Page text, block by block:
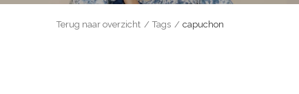
Terug naar overzicht Tags capuchon